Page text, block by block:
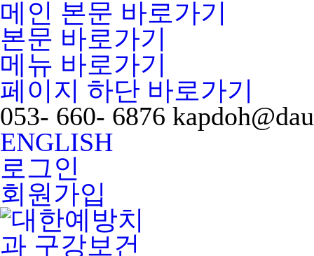
메인 본문 바로가기
본문 바로가기
메뉴 바로가기
페이지 하단 바로가기
053- 660- 6876
ENGLISH
로그인
회원가입